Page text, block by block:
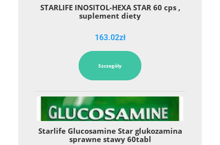
STARLIFE INOSITOL-HEXA STAR 60 cps ,
suplement diety
163.02zł
Szczegóły
Starlife Glucosamine Star glukozamina
sprawne stawy 60tabl